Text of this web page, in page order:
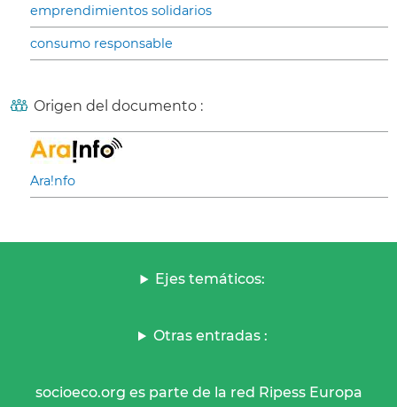
emprendimientos solidarios
consumo responsable
Origen del documento :
Ara!nfo
Ejes temáticos:
Otras entradas :
socioeco.org es parte de la red Ripess Europa